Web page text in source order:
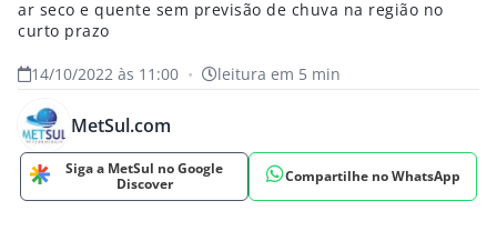
ar seco e quente sem previsão de chuva na região no
curto prazo
14/10/2022 às 11:00 • leitura em 5 min
MetSul.com
Siga a MetSul no Google
Discover
Compartilhe no WhatsApp